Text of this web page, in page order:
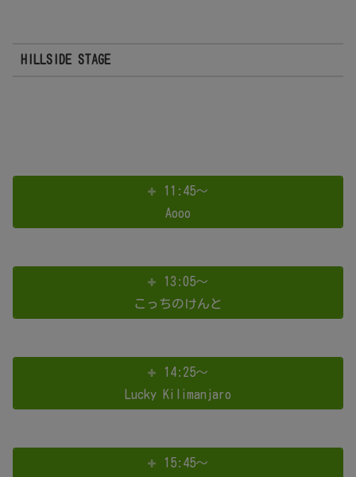
HILLSIDE STAGE
11:45～
Aooo
13:05～
こっちのけんと
14:25～
Lucky Kilimanjaro
15:45～